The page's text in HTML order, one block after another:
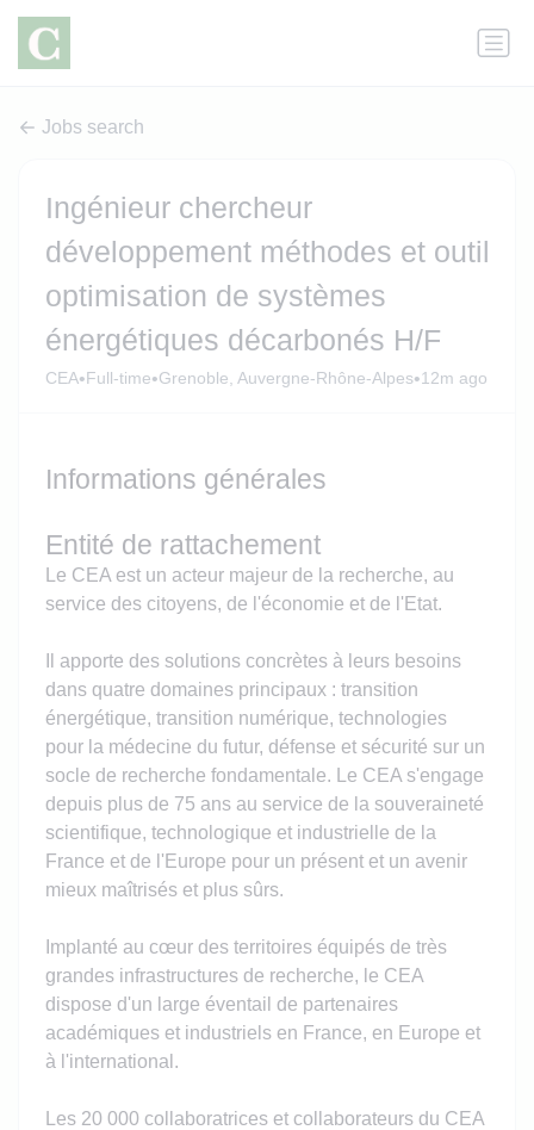
Jobs search
Ingénieur chercheur
développement méthodes et outil
optimisation de systèmes
énergétiques décarbonés H/F
CEA•Full-time•Grenoble, Auvergne-Rhône-Alpes•12m ago
Informations générales
Entité de rattachement
Le CEA est un acteur majeur de la recherche, au
service des citoyens, de l'économie et de l'Etat.
Il apporte des solutions concrètes à leurs besoins
dans quatre domaines principaux : transition
énergétique, transition numérique, technologies
pour la médecine du futur, défense et sécurité sur un
socle de recherche fondamentale. Le CEA s'engage
depuis plus de 75 ans au service de la souveraineté
scientifique, technologique et industrielle de la
France et de l'Europe pour un présent et un avenir
mieux maîtrisés et plus sûrs.
Implanté au cœur des territoires équipés de très
grandes infrastructures de recherche, le CEA
dispose d'un large éventail de partenaires
académiques et industriels en France, en Europe et
à l'international.
Les 20 000 collaboratrices et collaborateurs du CEA